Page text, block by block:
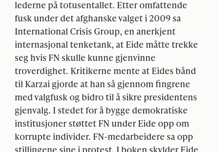
lederne på totusentallet. Etter omfattende
fusk under det afghanske valget i 2009 sa
International Crisis Group, en anerkjent
internasjonal tenketank, at Eide måtte trekke
seg hvis FN skulle kunne gjenvinne
troverdighet. Kritikerne mente at Eides bånd
til Karzai gjorde at han så gjennom fingrene
med valgfusk og bidro til å sikre presidentens
gjenvalg. I stedet for å bygge demokratiske
institusjoner støttet FN under Eide opp om
korrupte individer. FN-medarbeidere sa opp
stillingene sine i protest. I boken skylder Eide